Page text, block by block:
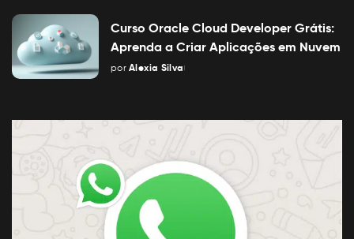
Curso Oracle Cloud Developer Grátis:
Aprenda a Criar Aplicações em Nuvem
Posted
por Alexia Silva